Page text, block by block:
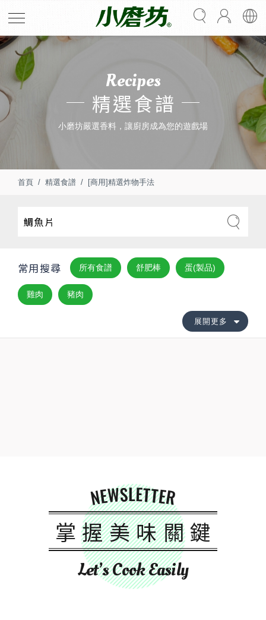
Recipes
精選食譜
小磨坊嚴選香料，讓廚房成為您的遊戲場
首頁 精選食譜 [商用]精選炸物手法
常用搜尋 所有食譜 舒肥棒 蛋(製品)
雞肉 豬肉
展開更多
NEWSLETTER
掌握美味關鍵
Let’s Cook Easily